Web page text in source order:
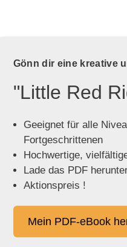
Gönn dir eine kreative
"Little Red
Geeignet für alle
Fortgeschrittenen
Hochwertige,
Lade das PDF
Aktionspreis !
Mein PDF-eBook